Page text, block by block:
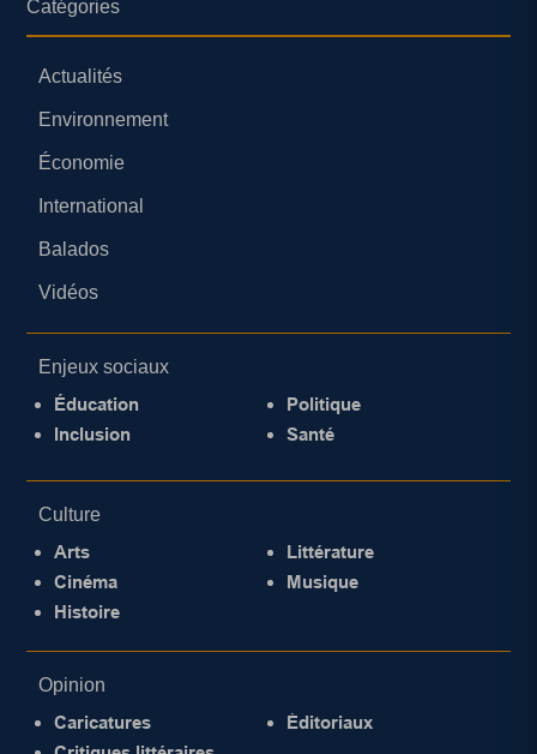
Catégories
Actualités
Environnement
Économie
International
Balados
Vidéos
Enjeux sociaux
Éducation
Inclusion
Politique
Santé
Culture
Arts
Cinéma
Histoire
Littérature
Musique
Opinion
Caricatures
Éditoriaux